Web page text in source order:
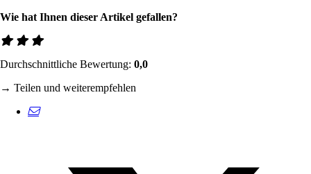
Wie hat Ihnen dieser Artikel gefallen?
Durchschnittliche Bewertung: 0,0
→ Teilen und weiterempfehlen